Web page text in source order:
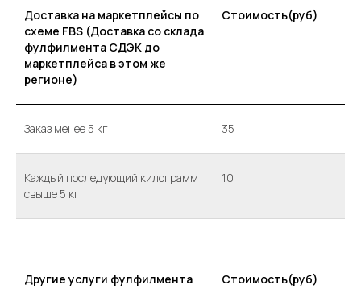
Доставка на маркетплейсы по
схеме FBS (Доставка со склада
фулфилмента СДЭК до
маркетплейса в этом же
регионе)
Стоимость(руб)
Заказ менее 5 кг 35
Каждый последующий килограмм
свыше 5 кг
10
Другие услуги фулфилмента Стоимость(руб)